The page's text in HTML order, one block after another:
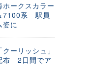
ークスカラー
7100系 駅員
姿に
ーリッシュ」
布 2日間でア